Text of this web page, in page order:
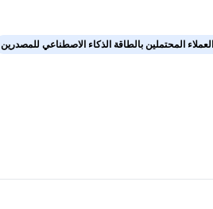
العملاء المحتملين بالطاقة الذكاء الاصطناعي للمصدرين